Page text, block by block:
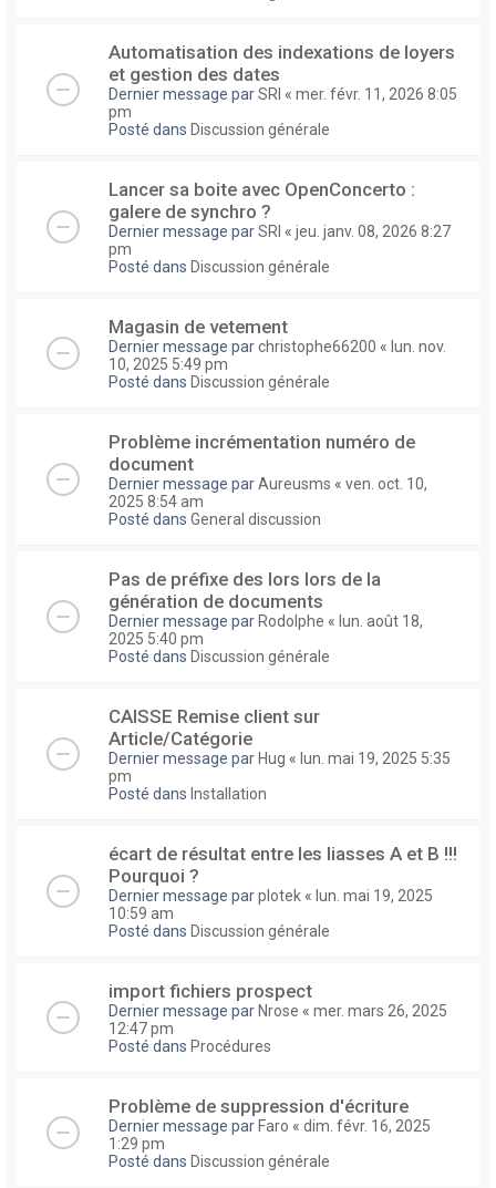
Automatisation des indexations de loyers
et gestion des dates
Dernier message parSRI « mer. févr. 11, 2026 8:05
pm
Posté dans Discussion générale
Lancer sa boite avec OpenConcerto :
galere de synchro ?
Dernier message parSRI « jeu. janv. 08, 2026 8:27
pm
Posté dans Discussion générale
Magasin de vetement
Dernier message parchristophe66200 « lun. nov.
10, 2025 5:49 pm
Posté dans Discussion générale
Problème incrémentation numéro de
document
Dernier message parAureusms « ven. oct. 10,
2025 8:54 am
Posté dans General discussion
Pas de préfixe des lors lors de la
génération de documents
Dernier message par Rodolphe « lun. août 18,
2025 5:40 pm
Posté dans Discussion générale
CAISSE Remise client sur
Article/Catégorie
Dernier message par Hug « lun. mai 19, 2025 5:35
pm
Posté dans Installation
écart de résultat entre les liasses A et B !!!
Pourquoi ?
Dernier message parplotek « lun. mai 19, 2025
10:59 am
Posté dans Discussion générale
import fichiers prospect
Dernier message par Nrose « mer. mars 26, 2025
12:47 pm
Posté dans Procédures
Problème de suppression d'écriture
Dernier message par Faro « dim. févr. 16, 2025
1:29 pm
Posté dans Discussion générale